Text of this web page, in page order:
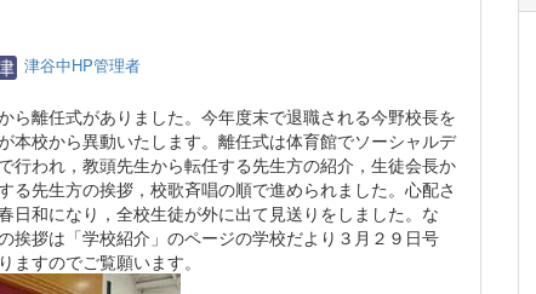
津谷中HP管理者
ら離任式がありました。今年度末で退職される今野校長を
本校から異動いたします。離任式は体育館でソーシャルデ
行われ，教頭先生から転任する先生方の紹介，生徒会長か
る先生方の挨拶，校歌斉唱の順で進められました。心配さ
日和になり，全校生徒が外に出て見送りをしました。な
挨拶は「学校紹介」のページの学校だより３月２９日号
ますのでご覧願います。